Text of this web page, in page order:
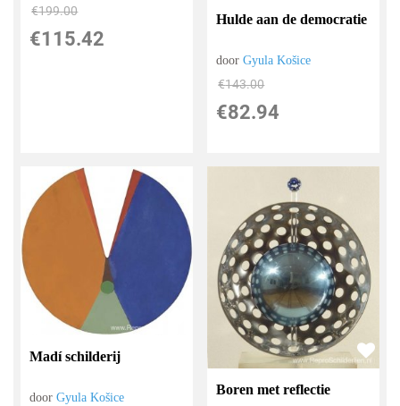
€199.00
€115.42
Hulde aan de democratie
doorGyula Košice
€143.00
€82.94
Madí schilderij
doorGyula Košice
Boren met reflectie